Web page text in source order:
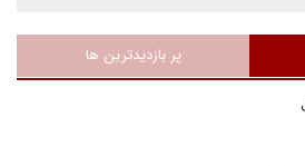
پر بازدیدترین ها